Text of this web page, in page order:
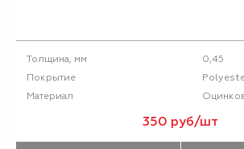
Толщина, мм
0,45
Покрытие
Материал
350 руб/шт